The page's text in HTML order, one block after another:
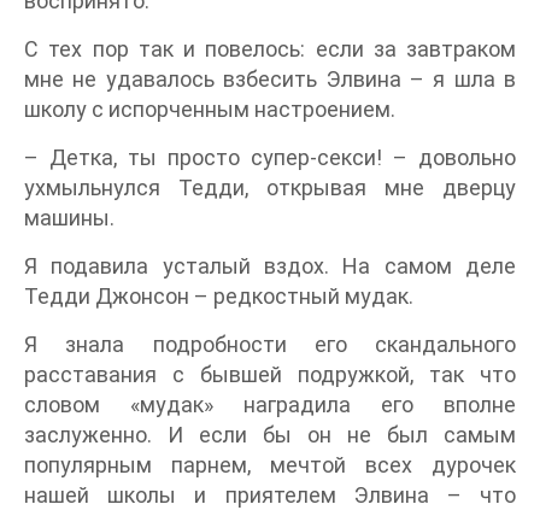
С тех пор так и повелось: если за завтраком
мне не удавалось взбесить Элвина – я шла в
школу с испорченным настроением.
– Детка, ты просто супер-секси! – довольно
ухмыльнулся Тедди, открывая мне дверцу
машины.
Я подавила усталый вздох. На самом деле
Тедди Джонсон – редкостный мудак.
Я знала подробности его скандального
расставания с бывшей подружкой, так что
словом «мудак» наградила его вполне
заслуженно. И если бы он не был самым
популярным парнем, мечтой всех дурочек
нашей школы и приятелем Элвина – что